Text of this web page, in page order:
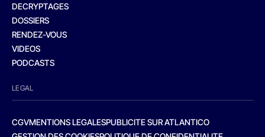
DECRYPTAGES
DOSSIERS
RENDEZ-VOUS
VIDEOS
PODCASTS
LEGAL
CGVMENTIONS LEGALESPUBLICITE SUR ATLANTICO